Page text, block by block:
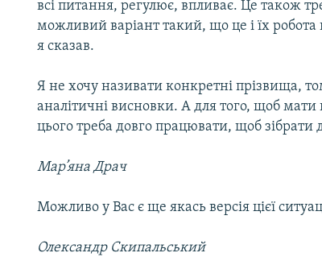
всі питання, регулює, впливає. Це також
можливий варіант такий, що це і їх
я сказав.
Я не хочу називати конкретні прізвища,
аналітичні висновки. А для того, щоб
цього треба довго працювати, щоб зібрати
Мар’яна Драч
Можливо у Вас є ще якась версія цієї
Олександр Скипальський